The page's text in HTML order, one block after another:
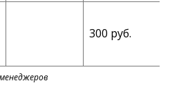
300 руб.